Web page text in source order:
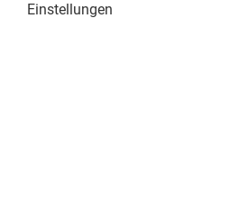
Einstellungen